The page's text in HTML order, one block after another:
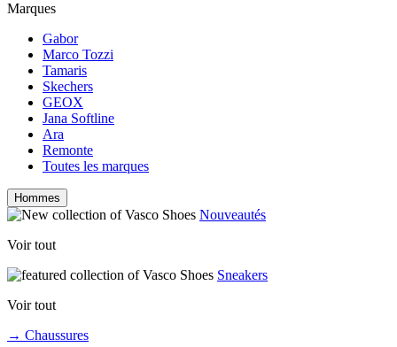
Marques
Gabor
Marco Tozzi
Tamaris
Skechers
GEOX
Jana Softline
Ara
Remonte
Toutes les marques
Hommes
Nouveautés
Voir tout
Sneakers
Voir tout
→ Chaussures